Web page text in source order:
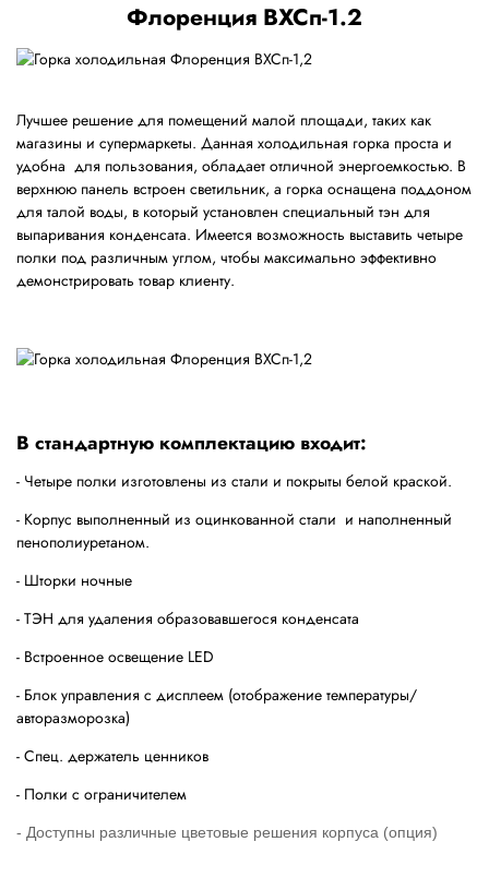
Флоренция ВХСп-1.2
Лучшее решение для помещений малой площади, таких как
магазины и супермаркеты. Данная холодильная горка проста и
удобна для пользования, обладает отличной энергоемкостью. В
верхнюю панель встроен светильник, а горка оснащена поддоном
для талой воды, в который установлен специальный тэн для
выпаривания конденсата. Имеется возможность выставить четыре
полки под различным углом, чтобы максимально эффективно
демонстрировать товар клиенту.
В стандартную комплектацию входит:
- Четыре полки изготовлены из стали и покрыты белой краской.
- Корпус выполненный из оцинкованной стали и наполненный
пенополиуретаном.
- Шторки ночные
- ТЭН для удаления образовавшегося конденсата
- Встроенное освещение LED
- Блок управления с дисплеем (отображение температуры/
авторазморозка)
- Спец. держатель ценников
- Полки с ограничителем
- Доступны различные цветовые решения корпуса (опция)